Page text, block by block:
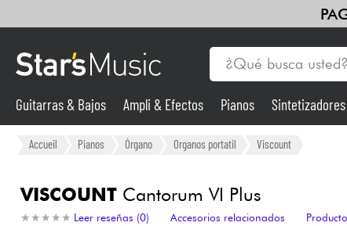
Guitarras & Bajos
Sintetizadores & samplers
Guitarras & Bajos Ampli & Efectos Pianos
Accueil Pianos Órgano Organos portatil Viscount
VISCOUNTCantorum VI Plus
★ ★ ★ ★ ★
★ ★ ★ ★ ★ Leer reseñas (0) Accesorios relacionados